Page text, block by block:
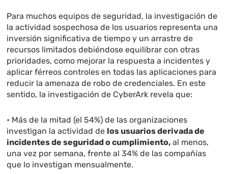
Para muchos equipos de seguridad, la investigación de
la actividad sospechosa de los usuarios representa una
inversión significativa de tiempo y un arrastre de
recursos limitados debiéndose equilibrar con otras
prioridades, como mejorar la respuesta a incidentes y
aplicar férreos controles en todas las aplicaciones para
reducir la amenaza de robo de credenciales. En este
sentido, la investigación de CyberArk revela que:
• Más de la mitad (el 54%) de las organizaciones
investigan la actividad de los usuarios derivada de
incidentes de seguridad o cumplimiento, al menos,
una vez por semana, frente al 34% de las compañías
que lo investigan mensualmente.